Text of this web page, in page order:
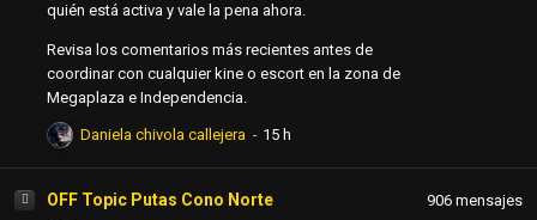
quién está activa y vale la pena ahora.
Revisa los comentarios más recientes antes de
coordinar con cualquier kine o escort en la zona de
Megaplaza e Independencia.
Daniela chivola callejera
OFF Topic Putas Cono Norte 906 mensajes